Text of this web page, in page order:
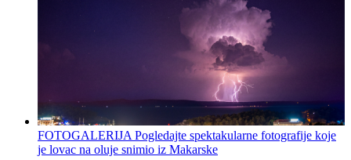
FOTOGALERIJA Pogledajte spektakularne fotografije koje
je lovac na oluje snimio iz Makarske